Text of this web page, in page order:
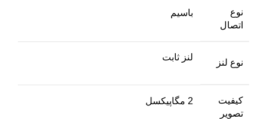
نوع
اتصال
باسیم
نوع لنز
لنز ثابت
کیفیت
تصویر
2 مگاپیکسل